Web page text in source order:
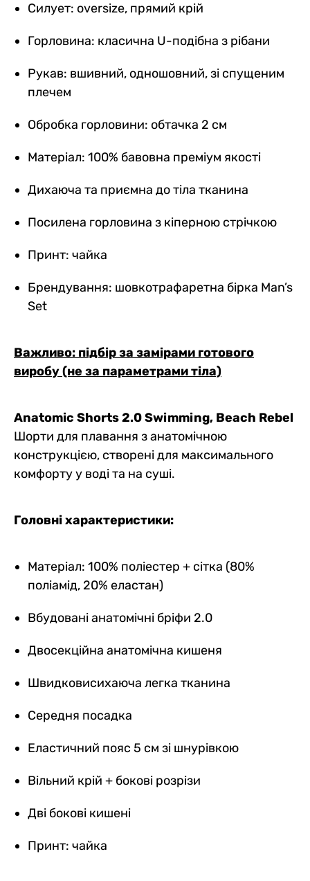
Силует: oversize, прямий крій
Горловина: класична U-подібна з рібани
Рукав: вшивний, одношовний, зі спущеним
плечем
Обробка горловини: обтачка 2 см
Матеріал: 100% бавовна преміум якості
Дихаюча та приємна до тіла тканина
Посилена горловина з кіперною стрічкою
Принт: чайка
Брендування: шовкотрафаретна бірка Man’s
Set
Важливо: підбір за замірами готового
виробу (не за параметрами тіла)
Anatomic Shorts 2.0 Swimming, Beach Rebel
Шорти для плавання з анатомічною
конструкцією, створені для максимального
комфорту у воді та на суші.
Головні характеристики:
Матеріал: 100% поліестер + сітка (80%
поліамід, 20% еластан)
Вбудовані анатомічні бріфи 2.0
Двосекційна анатомічна кишеня
Швидковисихаюча легка тканина
Середня посадка
Еластичний пояс 5 см зі шнурівкою
Вільний крій + бокові розрізи
Дві бокові кишені
Принт: чайка